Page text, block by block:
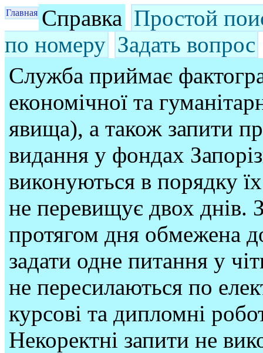
Главная Справка Простой
по номеру Задать вопрос
Служба приймає
економічної та
явища), а також запити
видання у фондах
виконуються в порядку
не перевищує двох днів.
протягом дня обмежена
задати одне питання у
не пересилаються по
курсові та дипломні
Некоректні запити не